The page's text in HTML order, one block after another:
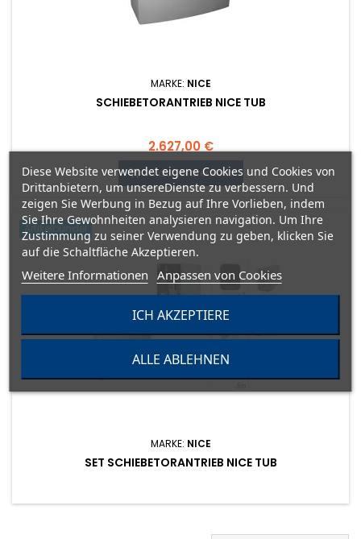
MARKE: NICE
SCHIEBETORANTRIEB NICE TUB
Preis
2.627,00 €
 In den Warenkorb
Artikelbündel
MARKE: NICE
SET SCHIEBETORANTRIEB NICE TUB
Diese Website verwendet eigene Cookies und Cookies von
Drittanbietern, um unsereDienste zu verbessern. Und
zeigen Sie Werbung in Bezug auf Ihre Vorlieben, indem
Sie Ihre Gewohnheiten analysieren navigation. Um Ihre
Zustimmung zu seiner Verwendung zu geben, klicken Sie
auf die Schaltfläche Akzeptieren.
Weitere Informationen Anpassen von Cookies
ALLE ABLEHNEN
ICH AKZEPTIERE